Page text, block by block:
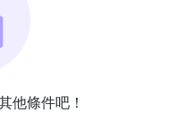
他條件吧！